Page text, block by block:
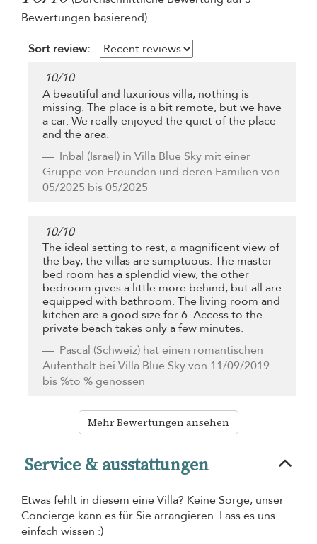
Bewertungen basierend)
Sort review:
10/10
A beautiful and luxurious villa, nothing is
missing. The place is a bit remote, but we have
a car. We really enjoyed the quiet of the place
and the area.
Inbal (Israel) in Villa Blue Sky mit einer
Gruppe von Freunden und deren Familien von
05/2025 bis 05/2025
10/10
The ideal setting to rest, a magnificent view of
the bay, the villas are sumptuous. The master
bed room has a splendid view, the other
bedroom gives a little more behind, but all are
equipped with bathroom. The living room and
kitchen are a good size for 6. Access to the
private beach takes only a few minutes.
Pascal (Schweiz) hat einen romantischen
Aufenthalt bei Villa Blue Sky von 11/09/2019
bis %to % genossen
Mehr Bewertungen ansehen
Service & ausstattungen
Etwas fehlt in diesem eine Villa? Keine Sorge, unser
Concierge kann es für Sie arrangieren. Lass es uns
einfach wissen :)